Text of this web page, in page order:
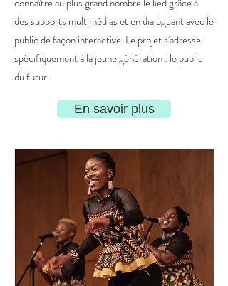
des supports multimédias et en dialoguant avec le
public de façon interactive. Le projet s'adresse
spécifiquement à la jeune génération : le public
du futur.
En savoir plus